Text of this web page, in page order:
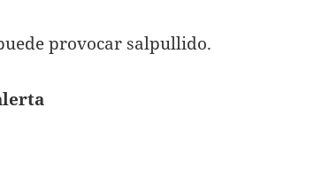
provocar salpullido.